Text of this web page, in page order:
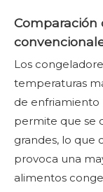
Comparación
Los
temperaturas
de enfriamiento
permite que se
grandes, lo que
provoca una
alimentos